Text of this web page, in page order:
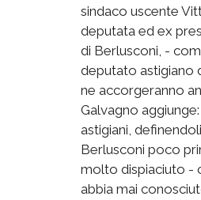
sindaco uscente
deputata ed ex
di Berlusconi, -
deputato astigiano
ne accorgeranno
Galvagno
astigiani,
Berlusconi poco
molto dispiaciuto -
abbia mai